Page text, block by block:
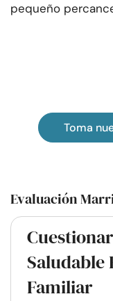
pequeño
Toma
Evaluación
Saludable
Familiar